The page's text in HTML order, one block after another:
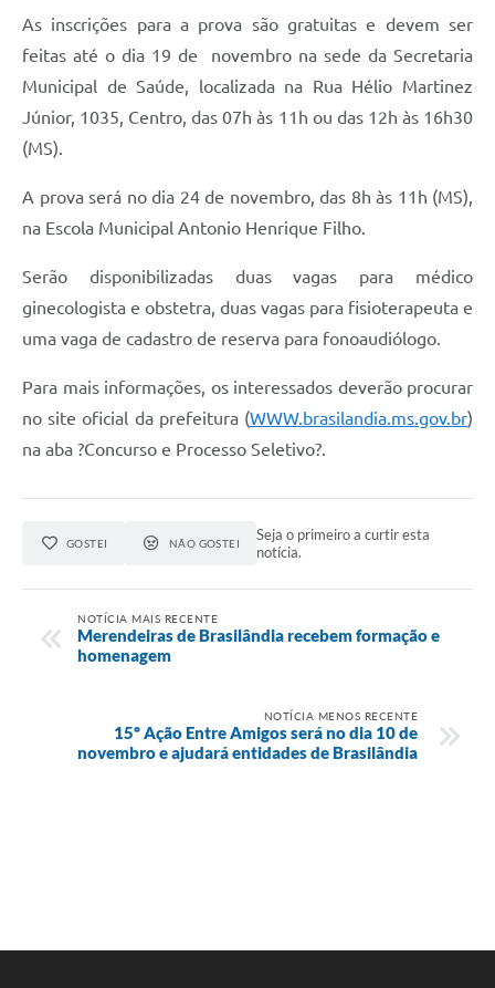
As inscrições para a prova são gratuitas e devem ser
feitas até o dia 19 de novembro na sede da Secretaria
Municipal de Saúde, localizada na Rua Hélio Martinez
Júnior, 1035, Centro, das 07h às 11h ou das 12h às 16h30
(MS).
A prova será no dia 24 de novembro, das 8h às 11h (MS),
na Escola Municipal Antonio Henrique Filho.
Serão disponibilizadas duas vagas para médico
ginecologista e obstetra, duas vagas para fisioterapeuta e
uma vaga de cadastro de reserva para fonoaudiólogo.
Para mais informações, os interessados deverão procurar
no site oficial da prefeitura (WWW.brasilandia.ms.gov.br)
na aba ?Concurso e Processo Seletivo?.
GOSTEI NÃO GOSTEI
Seja o primeiro a curtir esta
notícia.
NOTÍCIA MAIS RECENTE
Merendeiras de Brasilândia recebem formação e
homenagem
NOTÍCIA MENOS RECENTE
15º Ação Entre Amigos será no dia 10 de
novembro e ajudará entidades de Brasilândia